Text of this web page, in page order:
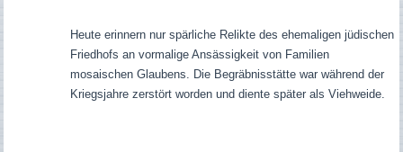
Heute erinnern nur spärliche Relikte des ehemaligen jüdischen
Friedhofs an vormalige Ansässigkeit von Familien
mosaischen Glaubens. Die Begräbnisstätte war während der
Kriegsjahre zerstört worden und diente später als Viehweide.